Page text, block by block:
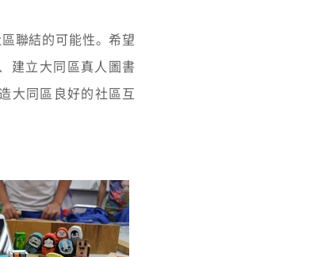
聯結的可能性。希望
建立大同區真人圖書
大同區良好的社區互